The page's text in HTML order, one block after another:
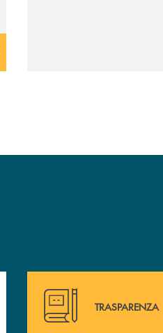
Hai bisogno di alcuni
TRASPARENZA